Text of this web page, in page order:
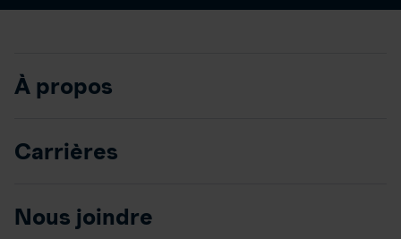
À propos
Carrières
Nous joindre